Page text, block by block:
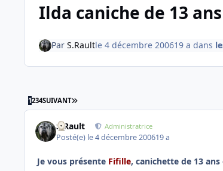
Ilda caniche de 13 ans
Par S.Raultle 4 décembre 200619 a dans
1234SUIVANT DERNIÈRE PAGE
S.Rault Administratrice
Posté(e) le 4 décembre 200619 a
Je vous présente Fifille, canichette de 13